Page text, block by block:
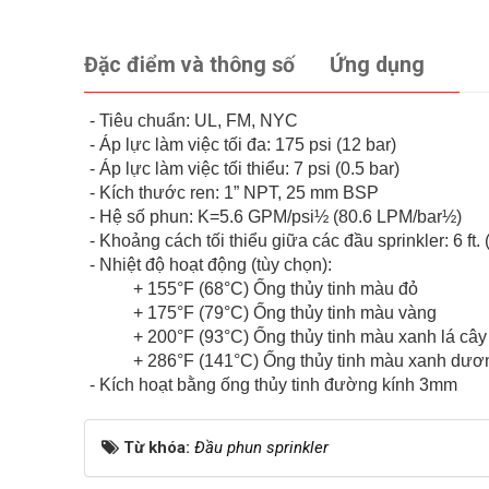
Đặc điểm và thông số Ứng dụng
- Tiêu chuẩn: UL, FM, NYC
- Áp lực làm việc tối đa: 175 psi (12 bar)
- Áp lực làm việc tối thiểu: 7 psi (0.5 bar)
- Kích thước ren: 1” NPT, 25 mm BSP
- Hệ số phun: K=5.6 GPM/psi½ (80.6 LPM/bar½)
- Khoảng cách tối thiểu giữa các đầu sprinkler: 6 ft.
- Nhiệt độ hoạt động (tùy chọn):
+ 155°F (68°C) Ống thủy tinh màu đỏ
+ 175°F (79°C) Ống thủy tinh màu vàng
+ 200°F (93°C) Ống thủy tinh màu xanh lá cây
+ 286°F (141°C) Ống thủy tinh màu xanh
- Kích hoạt bằng ống thủy tinh đường kính 3mm
Từ khóa: Đầu phun sprinkler